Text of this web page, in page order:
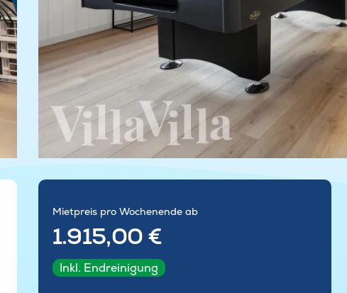
Mietpreis pro Wochenende ab
1.915,00 €
Inkl. Endreinigung